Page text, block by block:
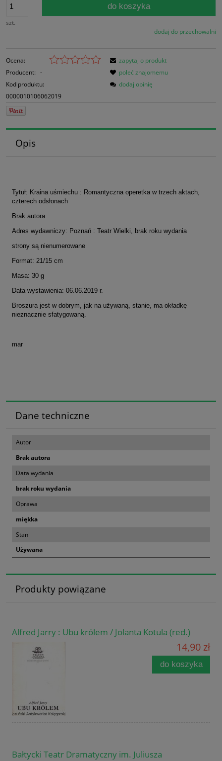
szt.
do koszyka
dodaj do przechowalni
Ocena:
Producent: -
Kod produktu:
0000010106062019
zapytaj o produkt
poleć znajomemu
dodaj opinię
Opis
Tytuł: Kraina uśmiechu : Romantyczna operetka w trzech aktach,
czterech odsłonach
Brak autora
Adres wydawniczy: Poznań : Teatr Wielki, brak roku wydania
strony są nienumerowane
Format: 21/15 cm
Masa: 30 g
Data wystawienia: 06.06.2019 r.
Broszura jest w dobrym, jak na używaną, stanie, ma okładkę
nieznacznie sfatygowaną.
mar
Dane techniczne
Autor
Brak autora
Data wydania
brak roku wydania
Oprawa
miękka
Stan
Używana
Produkty powiązane
Alfred Jarry : Ubu królem / Jolanta Kotula (red.)
14,90 zł
do koszyka
Bałtycki Teatr Dramatyczny im. Juliusza